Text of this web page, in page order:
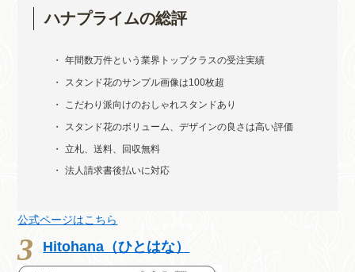
ハナプライムの総評
年間数万件という業界トップクラスの受注実績
スタンド花のサンプル画像は100枚超
こだわり派向けのおしゃれスタンドあり
スタンド花のボリューム、デザインの良さは高い評価
立札、送料、回収無料
法人請求書後払いに対応
公式ページはこちら
Hitohana（ひとはな）